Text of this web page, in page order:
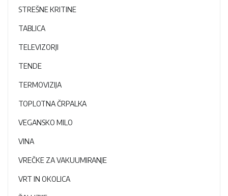
STREŠNE KRITINE
TABLICA
TELEVIZORJI
TENDE
TERMOVIZIJA
TOPLOTNA ČRPALKA
VEGANSKO MILO
VINA
VREČKE ZA VAKUUMIRANJE
VRT IN OKOLICA